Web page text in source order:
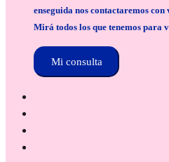
enseguida nos contactaremos con
Mirá todos los que tenemos para